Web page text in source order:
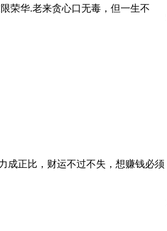
荣华.老来贪心口无毒，但一生不
成正比，财运不过不失，想赚钱必须